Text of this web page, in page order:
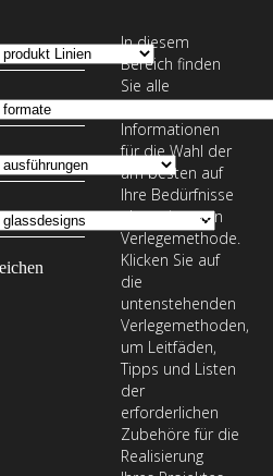
In diesem
Bereich finden
Sie alle
erforderlichen
Informationen
für die Wahl der
am besten auf
Ihre Bedürfnisse
abgestimmten
Verlegemethode.
Klicken Sie auf
die
untenstehenden
Verlegemethoden,
um Leitfäden,
Tipps und Listen
der
erforderlichen
Zubehöre für die
Realisierung